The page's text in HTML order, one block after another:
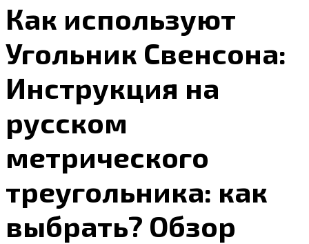
Как используют
Угольник Свенсона:
Инструкция на
русском
метрического
треугольника: как
выбрать? Обзор